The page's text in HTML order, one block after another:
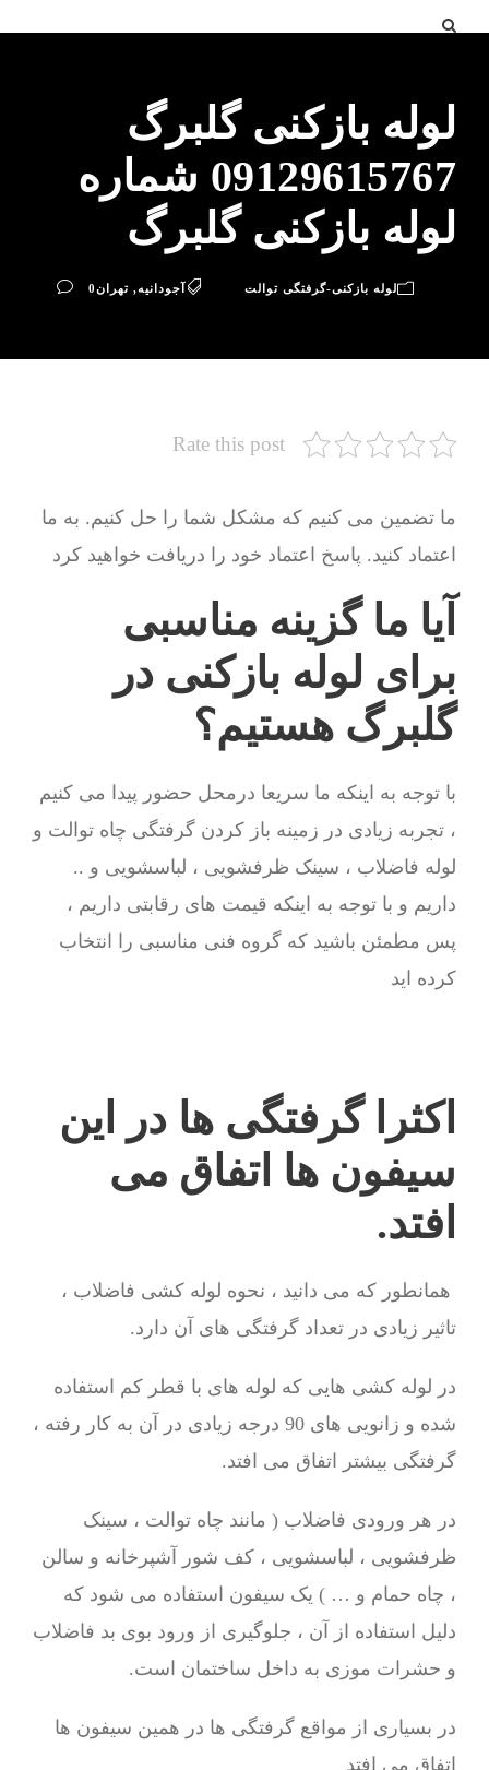
لوله بازکنی گلبرگ
09129615767 شماره
لوله بازکنی گلبرگ
لوله بازکنی-گرفتگی توالت آجودانیه, تهران0
Rate this post
ما تضمین می کنیم که مشکل شما را حل کنیم. به ما
اعتماد کنید. پاسخ اعتماد خود را دریافت خواهید کرد
آیا ما گزینه مناسبی
برای لوله بازکنی در
گلبرگ هستیم؟
با توجه به اینکه ما سریعا درمحل حضور پیدا می کنیم
، تجربه زیادی در زمینه باز کردن گرفتگی چاه توالت و
لوله فاضلاب ، سینک ظرفشویی ، لباسشویی و ..
داریم و با توجه به اینکه قیمت های رقابتی داریم ،
پس مطمئن باشید که گروه فنی مناسبی را انتخاب
کرده اید
اکثرا گرفتگی ها در این
سیفون ها اتفاق می
افتد.
همانطور که می دانید ، نحوه لوله کشی فاضلاب ،
تاثیر زیادی در تعداد گرفتگی های آن دارد.
در لوله کشی هایی که لوله های با قطر کم استفاده
شده و زانویی های 90 درجه زیادی در آن به کار رفته ،
گرفتگی بیشتر اتفاق می افتد.
در هر ورودی فاضلاب ( مانند چاه توالت ، سینک
ظرفشویی ، لباسشویی ، کف شور آشپرخانه و سالن
، چاه حمام و … ) یک سیفون استفاده می شود که
دلیل استفاده از آن ، جلوگیری از ورود بوی بد فاضلاب
و حشرات موزی به داخل ساختمان است.
در بسیاری از مواقع گرفتگی ها در همین سیفون ها
اتفاق می افتد